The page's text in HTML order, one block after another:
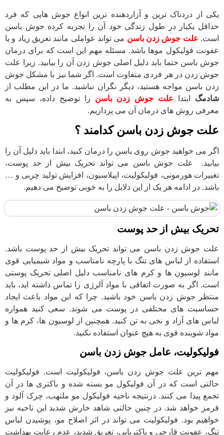
یکی از دردناک ترین و آزاردهنده ترین انواع جوش هایی که فرد
حداقل یکبار در طول زندگی خود آن را تجربه کرده جوش باسن
است. علت جوش زدن باسن می تواند عواملی مانند تعریق زیاد و یا
عفونت فولیکول موها باشد. مسئله مهم این است که برای درمان
جوش باسن حتما باید دلیل اصلی جوش زدن آن را بیابید. زیرا علت
جوش زدن در هر فردی متفاوت است. اگر شما نیز با مشکل جوش
زدن باسن مواجه هستید، دیگر نگران نباشید. ما در این مطلب از
شادمگ ابتدا علت جوش زدن باسن را توضیح داده، سپس به
معرفی روش های درمان آن می پردازیم.
علت جوش زدن باسن کدامند ؟
اگر می خواهید جوش روی باسن را درمان کنید، ابتدا باید دلیل آن را
بیابید. علت جوش باسن می تواند تحریک بیش از حد پوست،
تغییرات هورمونی، فولیکولیت، اپیلاسیون، افزایش تولید چربی و …
باشد. در ادامه هر یک از این دلایل را به خوبی توضیح می دهیم.
تحریک بیش از حد پوست
علت جوش زدن باسن می تواند تحریک بیش از حد پوست باشد.
استفاده از لباس های تنگ با پارچه نامناسب و مواد شیمیایی قوی
مانند لوسیون ها و کرم های نامناسب دلیل اصلی تحریک پوستی
است. اگر به صورت اتفاقی با مواد آلرژی زا تماس داشته اید، باید
منتظر جوش زدن باسن خود باشید. چرا که این مواد باعث ایجاد
حساسیت های مختلفی در پوست می شوند. سعی کنید همواره
لباس های آزاد و نخی به تن کنید. همچنین از لوسیون ها، کرم ها و
مواد شوینده قوی به هیچ عنوان استفاده نکنید.
فولیکولیت، عامل جوش زدن باسن
مهم ترین علت جوش زدن باسن، فولیکولیت است. فولیکولیت
حالتی است که در آن فولیکول مو بسته شده و باکتری ها در آن
تجمع پیدا می کنند. درنتیجه ناحیه فولیکول مو ملتهب، چرک آلود و
قرمز خواهد شد. در چنین حالتی شاهد خارش شدید این ناحیه نیز
خواهیم بود. فولیکولیت می تواند در اثر اصلاح مو، پوشیدن لباس
تنگ، عفونت قارچی و باکتریایی، تعریق شدید، عدم رعایت بهداشت